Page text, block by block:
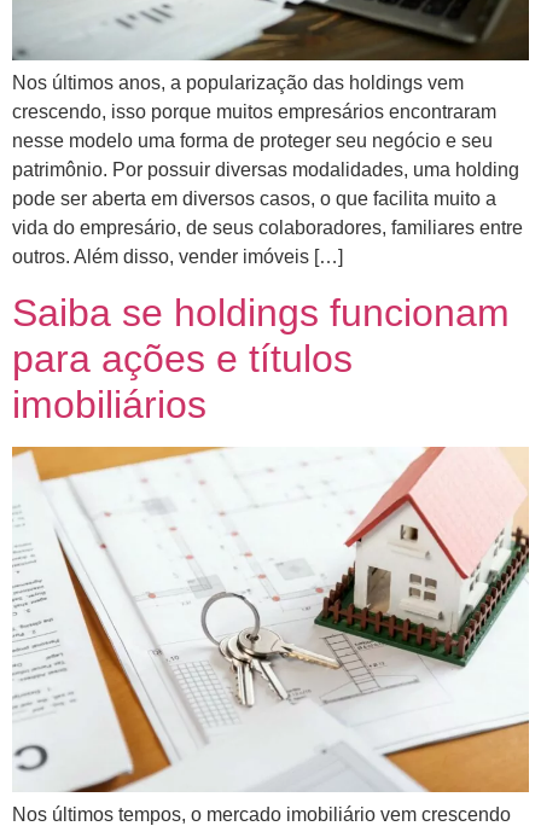
Nos últimos anos, a popularização das holdings vem
crescendo, isso porque muitos empresários encontraram
nesse modelo uma forma de proteger seu negócio e seu
patrimônio. Por possuir diversas modalidades, uma holding
pode ser aberta em diversos casos, o que facilita muito a
vida do empresário, de seus colaboradores, familiares entre
outros. Além disso, vender imóveis […]
Saiba se holdings funcionam
para ações e títulos
imobiliários
Nos últimos tempos, o mercado imobiliário vem crescendo